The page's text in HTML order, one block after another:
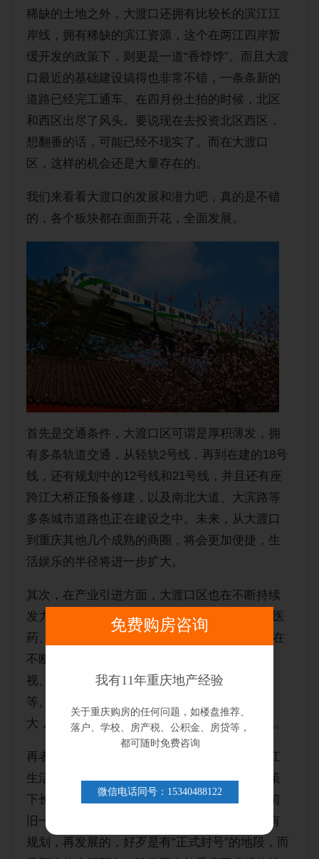
稀缺的土地之外，大渡口还拥有比较长的滨江江
岸线，拥有稀缺的滨江资源，这个在两江四岸暂
缓开发的政策下，则更是一道“香饽饽”。而且大渡
口最近的基础建设搞得也非常不错，一条条新的
道路已经完工通车。在四月份土拍的时候，北区
和西区出尽了风头。要说现在去投资北区西区，
想翻番的话，可能已经不现实了。而在大渡口
区，这样的机会还是大量存在的。
我们来看看大渡口的发展和潜力吧，真的是不错
的，各个板块都在面面开花，全面发展。
首先是交通条件，大渡口区可谓是厚积薄发，拥
有多条轨道交通，从轻轨2号线，再到在建的18号
线，还有规划中的12号线和21号线，并且还有座
跨江大桥正预备修建，以及南北大道、大滨路等
多条城市道路也正在建设之中。未来，从大渡口
到重庆其他几个成熟的商圈，将会更加便捷，生
活娱乐的半径将进一步扩大。
其次，在产业引进方面，大渡口区也在不断持续
发力，“大数据智能化、生态环保、大健康生物医
药、文化休闲旅游”四大新兴产业等的产业园也在
不断地落户大渡口。例如快手创意园、海康威
视、猪八戒、中元汇吉、太极信息西南总部等
等。而且，大渡口招商引资的成效也在不断扩
大，仅2021年一季度，就招商引资了72.15亿元。
再者，在生活服务方面，大渡口拥有较长的滨江
生活带，尤其是大滨路路段，更是两江四岸政策
下长江北岸沿线重点规划打造区域，不同于以前
旧一带的滨江路的是，大滨路的滨江路段是先有
规划，再发展的，好歹是有“正式封号”的地段，而
免费购房咨询
我有11年重庆地产经验
关于重庆购房的任何问题，如楼盘推荐、
落户、学校、房产税、公积金、房贷等，
都可随时免费咨询
微信电话同号：15340488122